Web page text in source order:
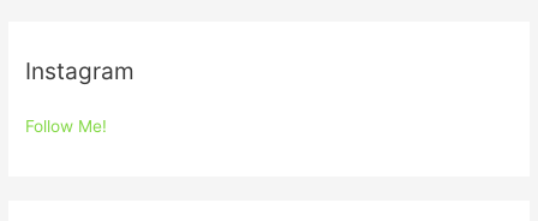
Instagram
Follow Me!